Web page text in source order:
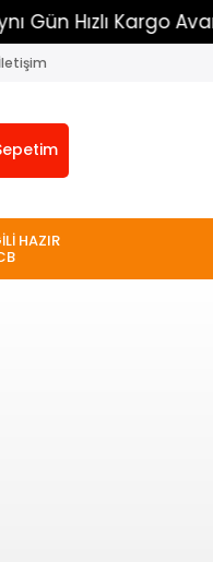
Gün Hızlı Kargo
İletişim
HAZIR